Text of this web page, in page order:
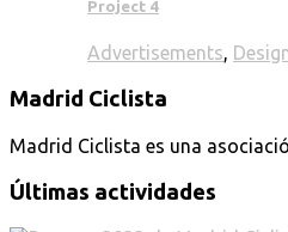
Project 4
Advertisements,
Madrid Ciclista
Madrid Ciclista es una
Últimas actividades